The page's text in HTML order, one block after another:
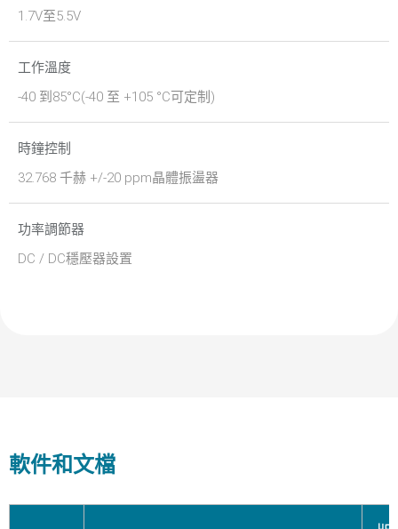
1.7V至5.5V
工作溫度
-40 到85°C(-40 至 +105 °C可定制)
時鐘控制
32.768 千赫 +/-20 ppm晶體振盪器
功率調節器
DC / DC穩壓器設置
軟件和文檔